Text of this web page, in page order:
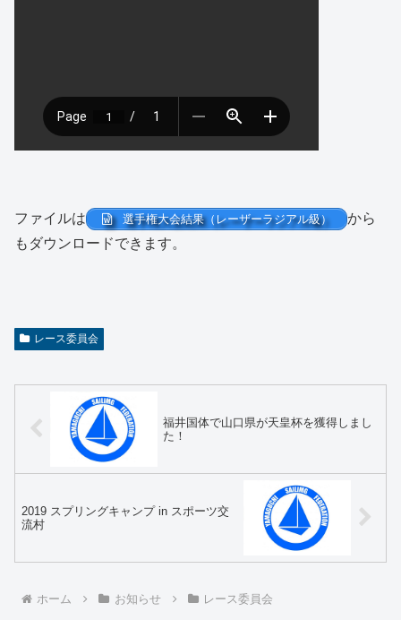
ファイルは 選手権大会結果（レーザーラジアル級）
から
もダウンロードできます。
レース委員会
福井国体で山口県が天皇杯を獲得しまし
た！
2019 スプリングキャンプ in スポーツ交
流村
ホーム お知らせ レース委員会